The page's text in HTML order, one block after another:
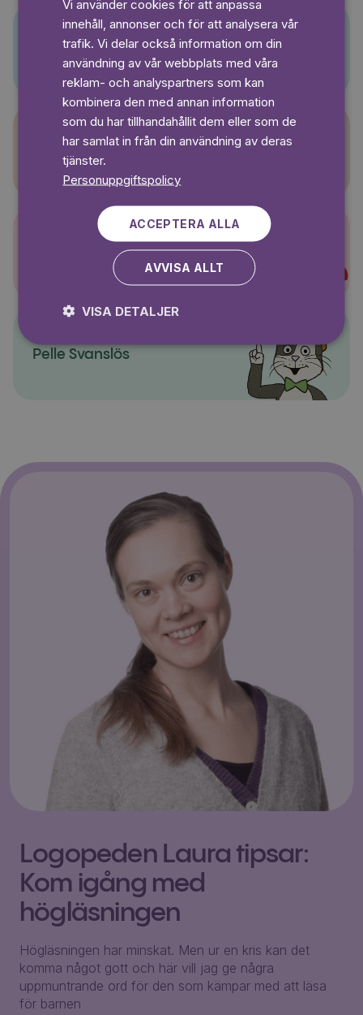
Super-Charlie
Pelle Svanslös
Logopeden Laura tipsar:
Kom igång med
högläsningen
Högläsningen har minskat. Men ur en kris kan det
komma något gott och här vill jag ge några
uppmuntrande ord för den som kämpar med att läsa
för barnen
Vi använder cookies för att anpassa
innehåll, annonser och för att analysera vår
trafik. Vi delar också information om din
användning av vår webbplats med våra
reklam- och analyspartners som kan
kombinera den med annan information
som du har tillhandahållit dem eller som de
har samlat in från din användning av deras
tjänster.
Personuppgiftspolicy
ACCEPTERA ALLA
AVVISA ALLT
VISA DETALJER